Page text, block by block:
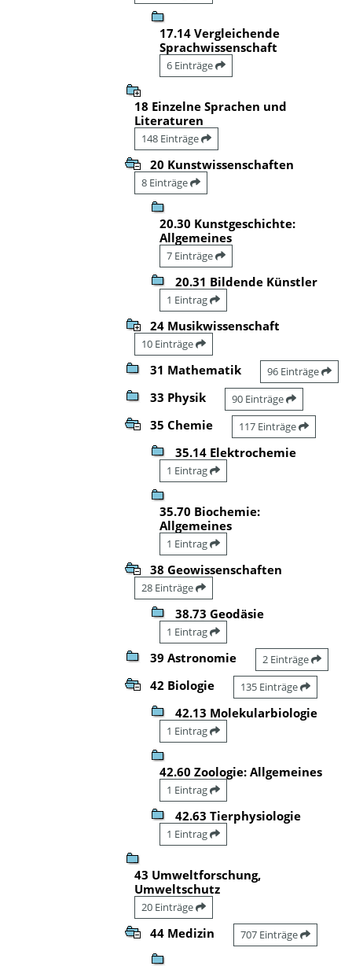
17.14 Vergleichende
Sprachwissenschaft
6 Einträge
18 Einzelne Sprachen und
Literaturen
148 Einträge
20 Kunstwissenschaften
8 Einträge
20.30 Kunstgeschichte:
Allgemeines
7 Einträge
20.31 Bildende Künstler
1 Eintrag
24 Musikwissenschaft
10 Einträge
31 Mathematik 96 Einträge
33 Physik 90 Einträge
35 Chemie 117 Einträge
35.14 Elektrochemie
1 Eintrag
35.70 Biochemie:
Allgemeines
1 Eintrag
38 Geowissenschaften
28 Einträge
38.73 Geodäsie
1 Eintrag
39 Astronomie 2 Einträge
42 Biologie 135 Einträge
42.13 Molekularbiologie
1 Eintrag
42.60 Zoologie: Allgemeines
1 Eintrag
42.63 Tierphysiologie
1 Eintrag
43 Umweltforschung,
Umweltschutz
20 Einträge
44 Medizin 707 Einträge